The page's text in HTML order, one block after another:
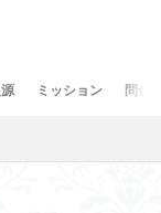
ミッション 問合